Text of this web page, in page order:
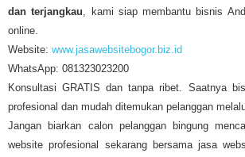
dan terjangkau, kami siap membantu bisnis
online.
Website: www.jasawebsitebogor.biz.id
WhatsApp: 081323023200
Konsultasi GRATIS dan tanpa ribet. Saatnya
profesional dan mudah ditemukan pelanggan
Jangan biarkan calon pelanggan bingung
website profesional sekarang bersama jasa